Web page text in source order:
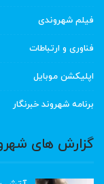
فیلم شهروندی
فناوری و ارتباطات
اپلیکشن موبایل
برنامه شهروند خبرنگار
گزارش های